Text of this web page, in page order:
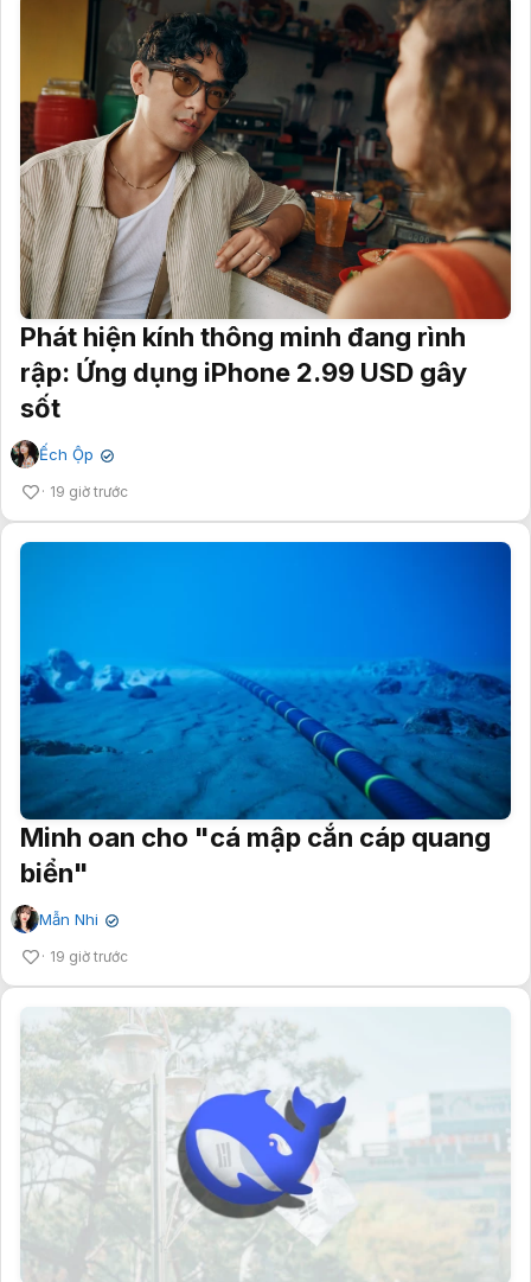
Phát hiện kính thông minh đang rình
rập: Ứng dụng iPhone 2.99 USD gây
sốt
Ếch Ộp ✔
19 giờ trước
Minh oan cho "cá mập cắn cáp quang
biển"
Mẫn Nhi ✔
19 giờ trước